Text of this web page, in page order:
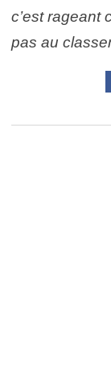
c’est rageant
pas au